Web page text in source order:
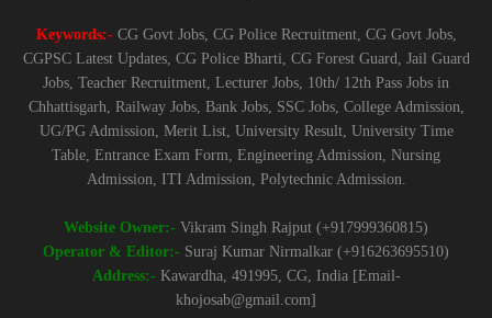
Keywords:- CG Govt Jobs, CG Police Recruitment, CG Govt Jobs,
CGPSC Latest Updates, CG Police Bharti, CG Forest Guard, Jail Guard
Jobs, Teacher Recruitment, Lecturer Jobs, 10th/ 12th Pass Jobs in
Chhattisgarh, Railway Jobs, Bank Jobs, SSC Jobs, College Admission,
UG/PG Admission, Merit List, University Result, University Time
Table, Entrance Exam Form, Engineering Admission, Nursing
Admission, ITI Admission, Polytechnic Admission.
Website Owner:- Vikram Singh Rajput (+917999360815)
Operator & Editor:- Suraj Kumar Nirmalkar (+916263695510)
Address:- Kawardha, 491995, CG, India [Email-
khojosab@gmail.com]